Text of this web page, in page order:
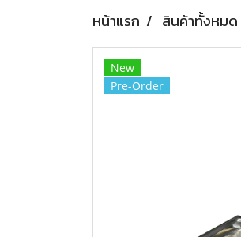
หน้าแรก สินค้าทั้งหมด
New
Pre-Order